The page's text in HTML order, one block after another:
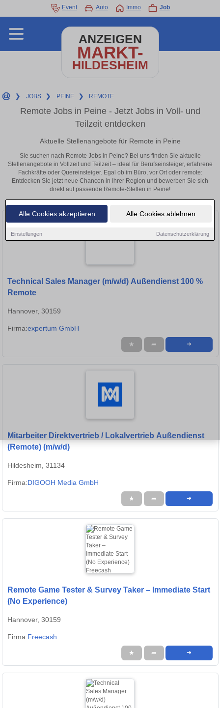
Alle Cookies akzeptieren Alle Cookies ablehnen
Einstellungen Datenschutzerklärung
Event Auto Immo Job
ANZEIGEN
MARKT-
HILDESHEIM
❯ JOBS ❯ PEINE ❯ REMOTE
Remote Jobs in Peine - Jetzt Jobs in Voll- und
Teilzeit entdecken
Aktuelle Stellenangebote für Remote in Peine
Sie suchen nach Remote Jobs in Peine? Bei uns finden Sie aktuelle
Stellenangebote in Vollzeit und Teilzeit – ideal für Berufseinsteiger, erfahrene
Fachkräfte oder Quereinsteiger. Egal ob im Büro, vor Ort oder remote:
Entdecken Sie jetzt neue Chancen in Ihrer Region und bewerben Sie sich
direkt auf passende Remote-Stellen in Peine!
Technical Sales Manager (m/w/d) Außendienst 100 %
Remote
Hannover, 30159
Firma:expertum GmbH
★ ➦ ➜
Mitarbeiter Direktvertrieb / Lokalvertrieb Außendienst
(Remote) (m/w/d)
Hildesheim, 31134
Firma:DIGOOH Media GmbH
★ ➦ ➜
Remote Game Tester & Survey Taker – Immediate Start
(No Experience)
Hannover, 30159
Firma:Freecash
★ ➦ ➜